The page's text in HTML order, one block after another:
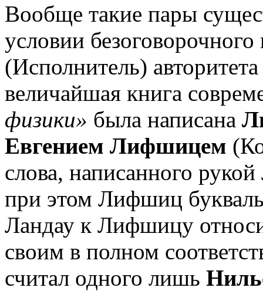
Вообще такие пары
условии
(Исполнитель)
величайшая книга
физики» была написана
Евгением Лифшицем
слова, написанного
при этом Лифшиц
Ландау к Лифшицу
своим в полном
считал одного лишь